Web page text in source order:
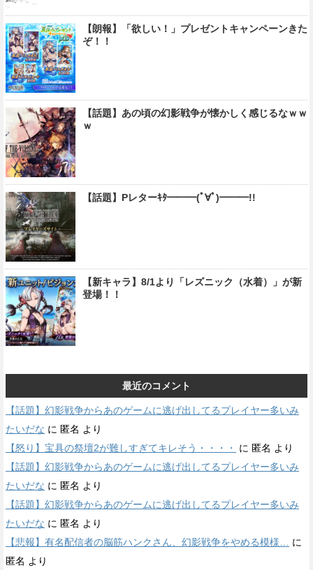
【朗報】「欲しい！」プレゼントキャンペーンきた
ぞ！！
【話題】あの頃の幻影戦争が懐かしく感じるなｗｗ
ｗ
【話題】Pレターｷﾀ━━━(ﾟ∀ﾟ)━━━!!
【新キャラ】8/1より「レズニック（水着）」が新
登場！！
最近のコメント
【話題】幻影戦争からあのゲームに逃げ出してるプレイヤー多いみ
たいだな に 匿名 より
【怒り】宝具の祭壇2が難しすぎてキレそう・・・・
に 匿名 より
【話題】幻影戦争からあのゲームに逃げ出してるプレイヤー多いみ
たいだな に 匿名 より
【話題】幻影戦争からあのゲームに逃げ出してるプレイヤー多いみ
たいだな に 匿名 より
【悲報】有名配信者の脳筋ハンクさん、幻影戦争をやめる模様… に
匿名 より